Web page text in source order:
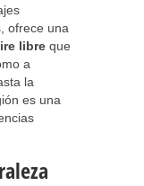
ofrece una
libre que
a
la
es una